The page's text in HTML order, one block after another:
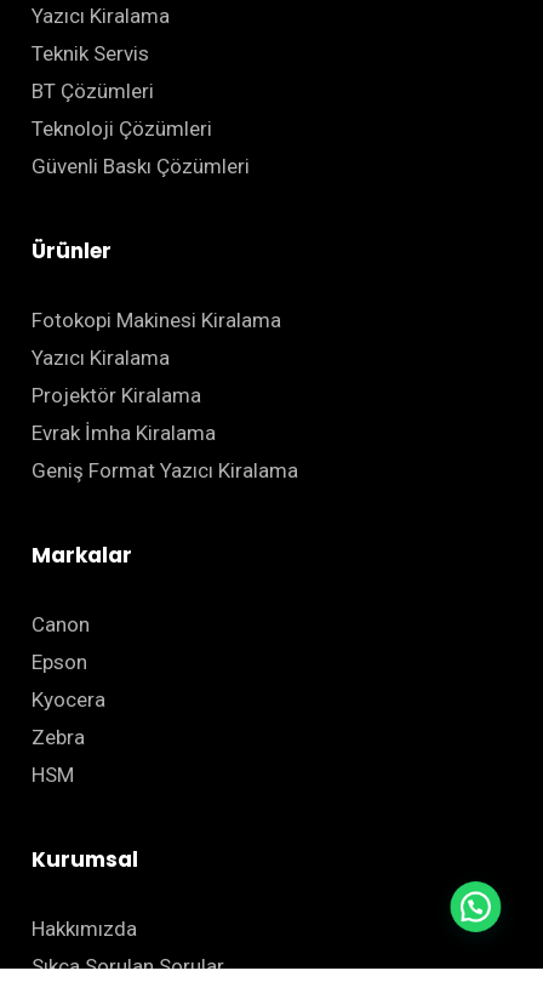
Yazıcı Kiralama
Teknik Servis
BT Çözümleri
Teknoloji Çözümleri
Güvenli Baskı Çözümleri
Ürünler
Fotokopi Makinesi Kiralama
Yazıcı Kiralama
Projektör Kiralama
Evrak İmha Kiralama
Geniş Format Yazıcı Kiralama
Markalar
Canon
Epson
Kyocera
Zebra
HSM
Kurumsal
Hakkımızda
Sıkça Sorulan Sorular